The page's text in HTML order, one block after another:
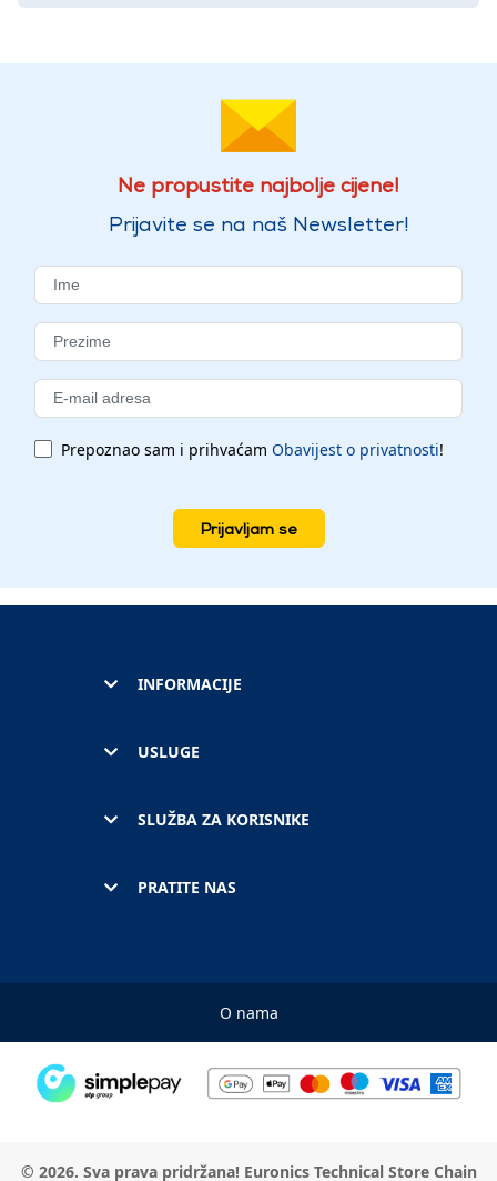
Ne propustite najbolje cijene!
Prijavite se na naš Newsletter!
Prepoznao sam i prihvaćam Obavijest o privatnosti!
Prijavljam se
INFORMACIJE
USLUGE
SLUŽBA ZA KORISNIKE
PRATITE NAS
O nama
© 2026. Sva prava pridržana! Euronics Technical Store Chain